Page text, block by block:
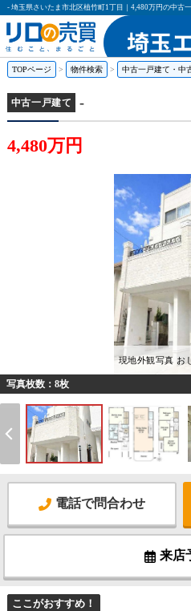
- 埼玉県さいたま市北区植竹町1丁目｜4,480万円の中古
TOPページ 物件検索 中古一戸建て・中
中古一戸建て -
4,480万円
現地外観写真 お
写真枚数：8枚
電話で問合わせ
来店
ここがおすすめ！